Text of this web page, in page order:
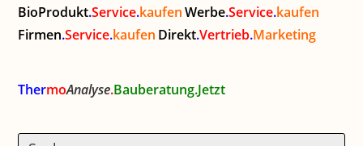
BioProdukt.Service.kaufen Werbe.Service.kaufen
Firmen.Service.kaufen Direkt.Vertrieb.Marketing
ThermoAnalyse.Bauberatung.Jetzt